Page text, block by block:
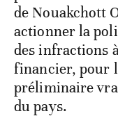
de Nouakchott
actionner la
des infractions
financier, pour
préliminaire
du pays.